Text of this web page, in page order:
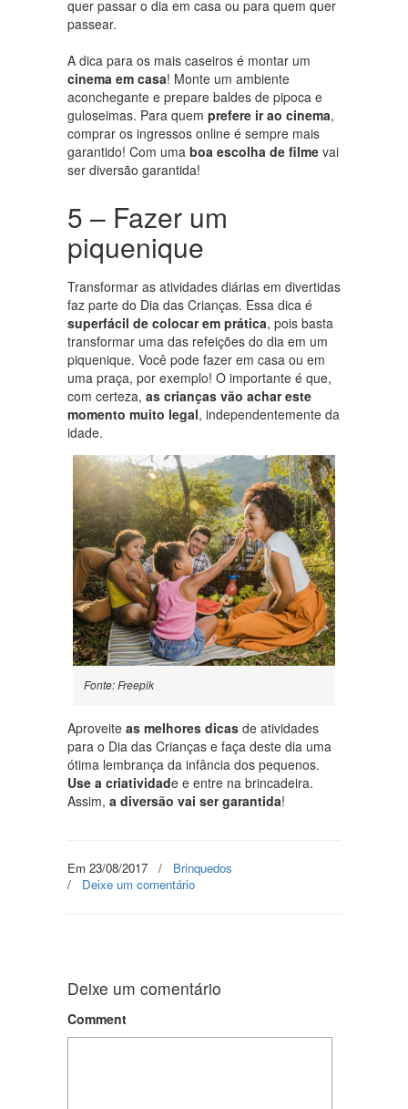
quer passar o dia em casa ou para quem quer
passear.
A dica para os mais caseiros é montar um
cinema em casa! Monte um ambiente
aconchegante e prepare baldes de pipoca e
guloseimas. Para quem prefere ir ao cinema,
comprar os ingressos online é sempre mais
garantido! Com uma boa escolha de filme vai
ser diversão garantida!
5 – Fazer um
piquenique
Transformar as atividades diárias em divertidas
faz parte do Dia das Crianças. Essa dica é
superfácil de colocar em prática, pois basta
transformar uma das refeições do dia em um
piquenique. Você pode fazer em casa ou em
uma praça, por exemplo! O importante é que,
com certeza, as crianças vão achar este
momento muito legal, independentemente da
idade.
Fonte: Freepik
Aproveite as melhores dicas de atividades
para o Dia das Crianças e faça deste dia uma
ótima lembrança da infância dos pequenos.
Use a criatividade e entre na brincadeira.
Assim, a diversão vai ser garantida!
Em 23/08/2017 /
Brinquedos
/ Deixe um comentário
Deixe um comentário
Comment